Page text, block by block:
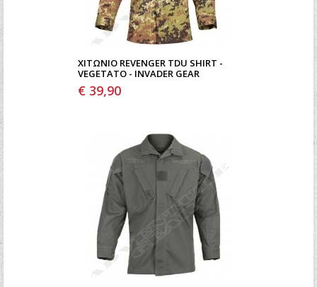
ΧΙΤΏΝΙΟ REVENGER TDU SHIRT -
VEGETATO - INVADER GEAR
€ 39,90